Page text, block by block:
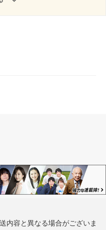
内容と異なる場合がございま